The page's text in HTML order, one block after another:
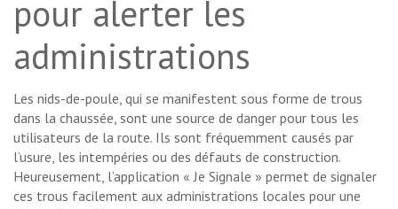
pour alerter les
administrations
Les nids-de-poule, qui se manifestent sous forme de trous
dans la chaussée, sont une source de danger pour tous les
utilisateurs de la route. Ils sont fréquemment causés par
l’usure, les intempéries ou des défauts de construction.
Heureusement, l’application « Je Signale » permet de signaler
ces trous facilement aux administrations locales pour une